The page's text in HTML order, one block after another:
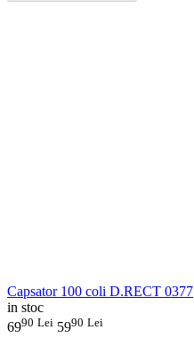
Capsator 100 coli D.RECT 0377
in stoc
6990 Lei 5990 Lei